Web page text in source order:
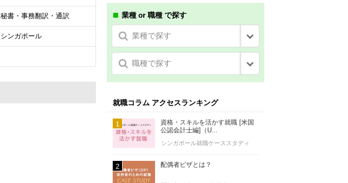
秘書・事務翻訳・通訳
シンガポール
業種 or 職種 で探す
業種で探す
職種で探す
就職コラム アクセスランキング
資格・スキルを活かす就職 [米国
公認会計士編]（U...
シンガポール就職ケーススタディ
配偶者ビザとは？